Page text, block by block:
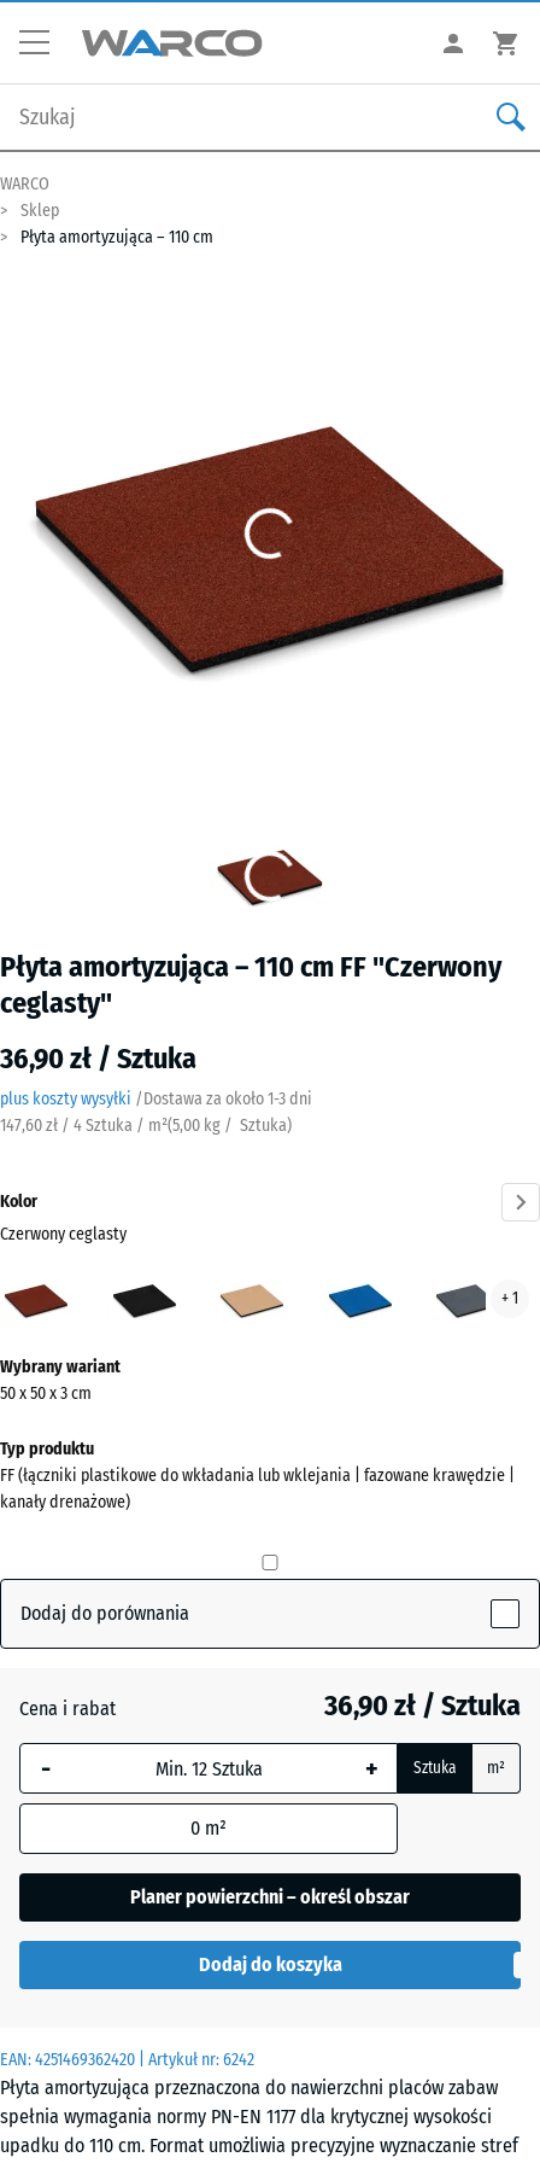
WARCO
Sklep
Płyta amortyzująca – 110 cm
Płyta amortyzująca – 110 cm FF "Czerwony
ceglasty"
36,90 zł / Sztuka
plus koszty wysyłki /Dostawa za około​ ​ ​​​1-3 dni
147,60 zł / 4 Sztuka / m²(5,00 kg / Sztuka)
EAN:4251469362420 | Artykuł nr:6242
Płyta amortyzująca przeznaczona do nawierzchni placów zabaw
spełnia wymagania normy PN-EN 1177 dla krytycznej wysokości
upadku do 110 cm. Format umożliwia precyzyjne wyznaczanie stref
Kolor
Czerwony ceglasty
ceglasty
piaskowy
nieba
+ 1
informacji
o
kolorach?
Pokaż
paletę
ceglasty(active)
Antracyt - 0,60 zł
Beż
+ 12,50 zł
nieba
+ 11,00 zł
łupkowy
+ 11,00 zł
Zielony
Wybrany wariant
50 x 50 x 3 cm
Typ produktu
FF (łączniki plastikowe do wkładania lub wklejania | fazowane krawędzie |
kanały drenażowe)
Dodaj do porównania
Cena i rabat 36,90 zł / Sztuka
- + Sztuka m²
0 m²
Planer powierzchni – określ obszar
Dodaj do koszyka